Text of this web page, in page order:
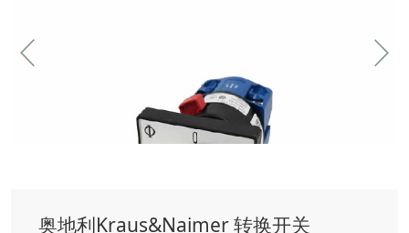
奥地利Kraus&Naimer 转换开关